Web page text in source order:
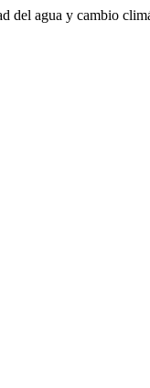
agua y cambio